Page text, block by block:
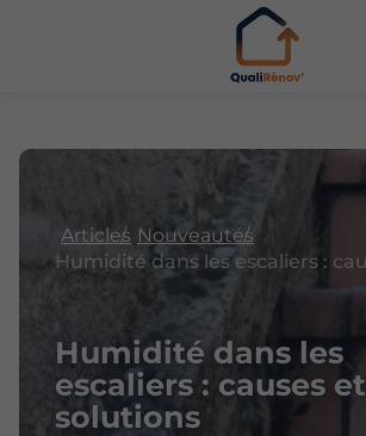
Articles Nouveautés
Humidité dans les
escaliers : causes et
solutions